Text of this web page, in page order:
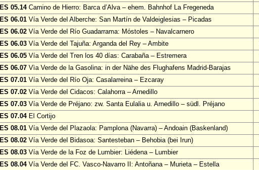
ES 05.14Camino de Hierro: Barca d’Alva – ehem. Bahnhof La Fregeneda
ES 06.01 Vía Verde del Alberche: San Martín de Valdeiglesias – Picadas
ES 06.02 Vía Verde del Río Guadarrama: Móstoles – Navalcarnero
ES 06.03 Vía Verde del Tajuña: Arganda del Rey – Ambite
ES 06.05 Vía Verde del Tren los 40 días: Carabaña – Estremera
ES 06.07 Vìa Verde de la Gasolina: in der Nähe des Flughafens Madrid-Barajas
ES 07.01 Vía Verde del Río Oja: Casalarreina – Ezcaray
ES 07.02 Vía Verde del Cidacos: Calahorra – Arnedillo
ES 07.03 Vía Verde de Préjano: zw. Santa Eulalia u. Arnedillo – südl. Préjano
ES 07.04El Cortijo
ES 08.01 Vía Verde del Plazaola: Pamplona (Navarra) – Andoain (Baskenland)
ES 08.02 Vía Verde del Bidasoa: Santesteban – Behobia (bei Irun)
ES 08.03 Vía Verde de la Foz de Lumbier: Liédena – Lumbier
ES 08.04Vía Verde del FC. Vasco-Navarro II: Antoñana – Murieta – Estella